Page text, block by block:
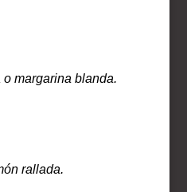
o margarina blanda.
rallada.